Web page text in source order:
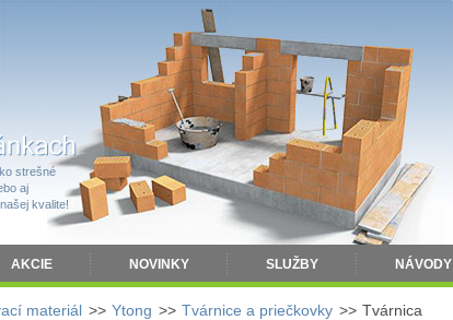
strešné
aj
kvalite!
AKCIE NOVINKY SLUŽBY NÁVODY
materiál >> Ytong >> Tvárnice a priečkovky >> Tvárnica